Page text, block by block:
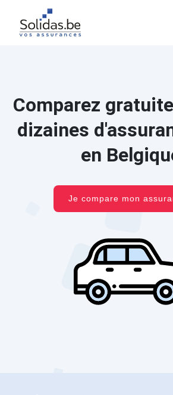
Comparez
dizaines
en
Je compare mon